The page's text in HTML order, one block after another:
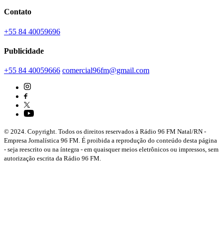
Contato
+55 84 40059696
Publicidade
+55 84 40059666 comercial96fm@gmail.com
© 2024. Copyright. Todos os direitos reservados à Rádio 96 FM Natal/RN -
Empresa Jornalística 96 FM. É proibida a reprodução do conteúdo desta página
- seja reescrito ou na íntegra - em quaisquer meios eletrônicos ou impressos, sem
autorização escrita da Rádio 96 FM.